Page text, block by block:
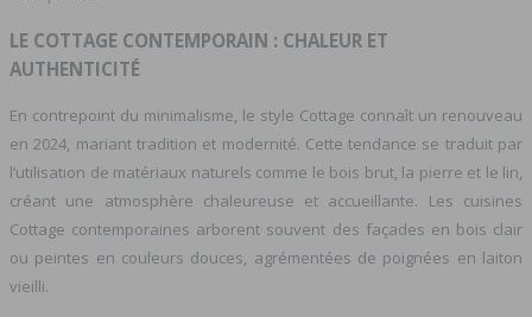
LE COTTAGE CONTEMPORAIN : CHALEUR ET
AUTHENTICITÉ
En contrepoint du minimalisme, le style Cottage connaît un renouveau
en 2024, mariant tradition et modernité. Cette tendance se traduit par
l’utilisation de matériaux naturels comme le bois brut, la pierre et le lin,
créant une atmosphère chaleureuse et accueillante. Les cuisines
Cottage contemporaines arborent souvent des façades en bois clair
ou peintes en couleurs douces, agrémentées de poignées en laiton
vieilli.